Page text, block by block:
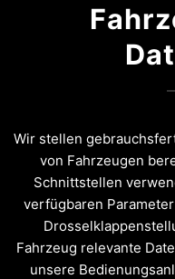
Wir stellen
von Fahrzeugen
Schnittstellen
verfügbaren
Fahrzeug relevante
unsere